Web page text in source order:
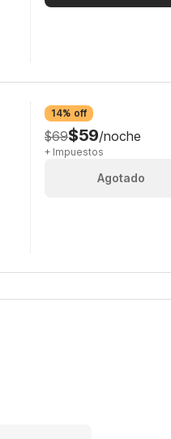
14% off
$69$59/noche
+ Impuestos
Agotado